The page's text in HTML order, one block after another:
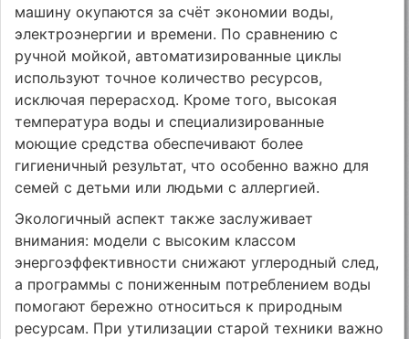
машину окупаются за счёт экономии воды,
электроэнергии и времени. По сравнению с
ручной мойкой, автоматизированные циклы
используют точное количество ресурсов,
исключая перерасход. Кроме того, высокая
температура воды и специализированные
моющие средства обеспечивают более
гигиеничный результат, что особенно важно для
семей с детьми или людьми с аллергией.
Экологичный аспект также заслуживает
внимания: модели с высоким классом
энергоэффективности снижают углеродный след,
а программы с пониженным потреблением воды
помогают бережно относиться к природным
ресурсам. При утилизации старой техники важно